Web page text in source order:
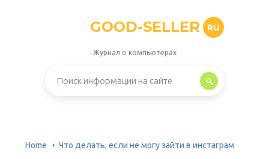
GOOD-SELLER RU
Журнал о компьютерах
Home Что делать, если не могу зайти в инстаграм